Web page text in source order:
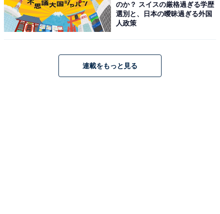
のか？ スイスの厳格過ぎる学歴
選別と、日本の曖昧過ぎる外国
人政策
連載をもっと見る